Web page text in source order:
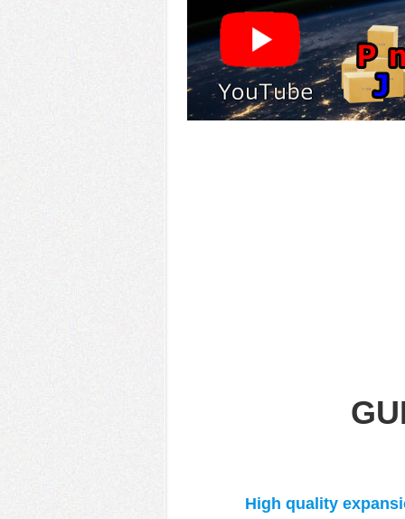
High quality